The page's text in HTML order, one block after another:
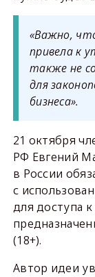
«Важно,
привела к
также не
для
бизнеса».
21 октября
РФ Евгений
в России
с
для доступа
(18+).
Автор идеи